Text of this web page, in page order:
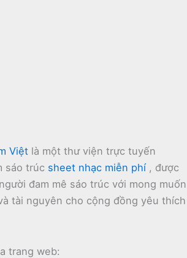
Việt là một thư viện trực tuyến
sáo trúc sheet nhạc miễn phí , được
đam mê sáo trúc với mong muốn
tài nguyên cho cộng đồng yêu thích
trang web: